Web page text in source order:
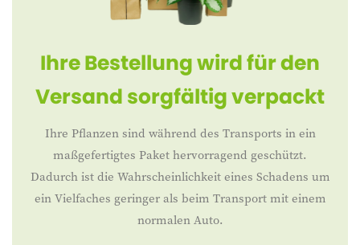
Ihre Bestellung wird für den
Versand sorgfältig verpackt
Ihre Pflanzen sind während des Transports in ein
maßgefertigtes Paket hervorragend geschützt.
Dadurch ist die Wahrscheinlichkeit eines Schadens um
ein Vielfaches geringer als beim Transport mit einem
normalen Auto.